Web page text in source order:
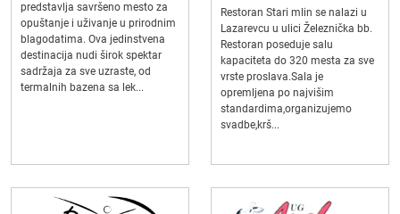
predstavlja savršeno mesto za
opuštanje i uživanje u prirodnim
blagodatima. Ova jedinstvena
destinacija nudi širok spektar
sadržaja za sve uzraste, od
termalnih bazena sa lek...
Restoran Stari mlin se nalazi u
Lazarevcu u ulici Železnička bb.
Restoran poseduje salu
kapaciteta do 320 mesta za sve
vrste proslava.Sala je
opremljena po najvišim
standardima,organizujemo
svadbe,krš...